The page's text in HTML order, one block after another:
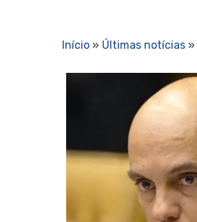
Início » Últimas notícias »